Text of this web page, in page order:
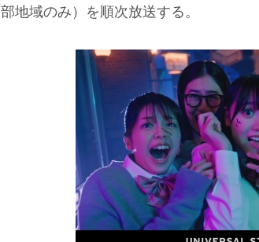
部地域のみ）を順次放送する。